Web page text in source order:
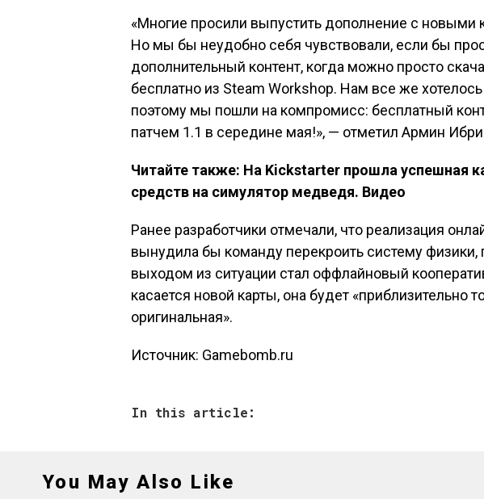
«Многие просили выпустить дополнение с новыми
Но мы бы неудобно себя чувствовали, если бы
дополнительный контент, когда можно просто
бесплатно из Steam Workshop. Нам все же
поэтому мы пошли на компромисс: бесплатный
патчем 1.1 в середине мая!», — отметил Армин
Читайте также: На Kickstarter прошла успешная
средств на симулятор медведя. Видео
Ранее разработчики отмечали, что реализация
вынудила бы команду перекроить систему
выходом из ситуации стал оффлайновый
касается новой карты, она будет «приблизительно
оригинальная».
Источник: Gamebomb.ru
In this article:
You May Also Like